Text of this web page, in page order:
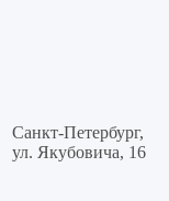
Санкт-Петербург,
ул. Якубовича, 16